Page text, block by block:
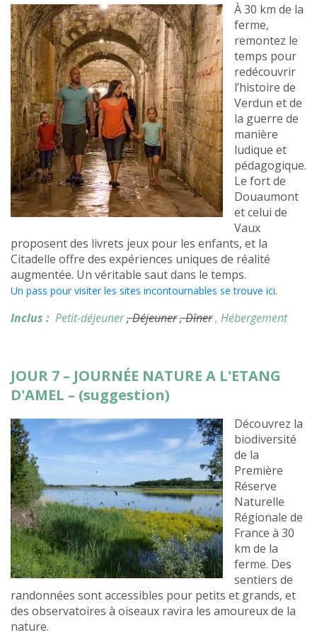
À 30 km de la
ferme,
remontez le
temps pour
redécouvrir
l’histoire de
Verdun et de
la guerre de
manière
ludique et
pédagogique.
Le fort de
Douaumont
et celui de
Vaux
proposent des livrets jeux pour les enfants, et la
Citadelle offre des expériences uniques de réalité
augmentée. Un véritable saut dans le temps.
Un pass pour visiter les sites incontournables se trouve ici.
Inclus : Petit-déjeuner, Déjeuner, Dîner, Hébergement
JOUR 7 – JOURNÉE NATURE A L'ETANG
D'AMEL – (suggestion)
Découvrez la
biodiversité
de la
Première
Réserve
Naturelle
Régionale de
France à 30
km de la
ferme. Des
sentiers de
randonnées sont accessibles pour petits et grands, et
des observatoires à oiseaux ravira les amoureux de la
nature.